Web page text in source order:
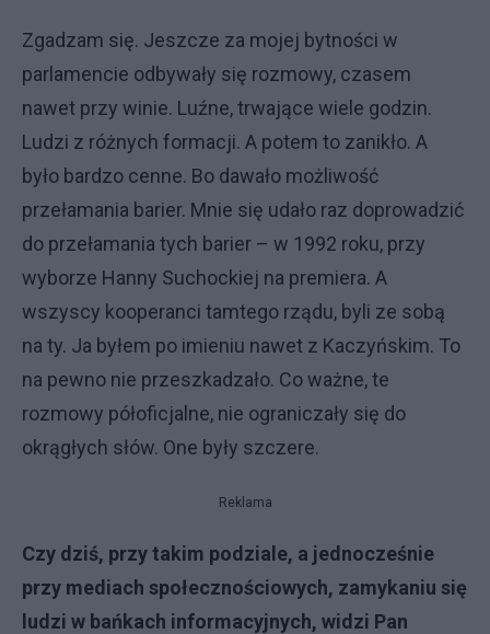
Zgadzam się. Jeszcze za mojej bytności w
parlamencie odbywały się rozmowy, czasem
nawet przy winie. Luźne, trwające wiele godzin.
Ludzi z różnych formacji. A potem to zanikło. A
było bardzo cenne. Bo dawało możliwość
przełamania barier. Mnie się udało raz doprowadzić
do przełamania tych barier – w 1992 roku, przy
wyborze Hanny Suchockiej na premiera. A
wszyscy kooperanci tamtego rządu, byli ze sobą
na ty. Ja byłem po imieniu nawet z Kaczyńskim. To
na pewno nie przeszkadzało. Co ważne, te
rozmowy półoficjalne, nie ograniczały się do
okrągłych słów. One były szczere.
Reklama
Czy dziś, przy takim podziale, a jednocześnie
przy mediach społecznościowych, zamykaniu się
ludzi w bańkach informacyjnych, widzi Pan